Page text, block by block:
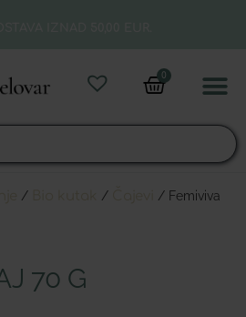
0
/ /
/ Femiviva
70 G